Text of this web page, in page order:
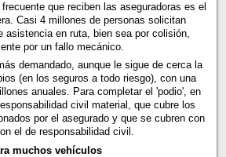
que reciben las aseguradoras es el
Casi 4 millones de personas solicitan
asistencia en ruta, bien sea por colisión,
por un fallo mecánico.
demandado, aunque le sigue de cerca la
(en los seguros a todo riesgo), con una
anuales. Para completar el 'podio', en
civil material, que cubre los
por el asegurado y que se cubren con
el de responsabilidad civil.
muchos vehículos